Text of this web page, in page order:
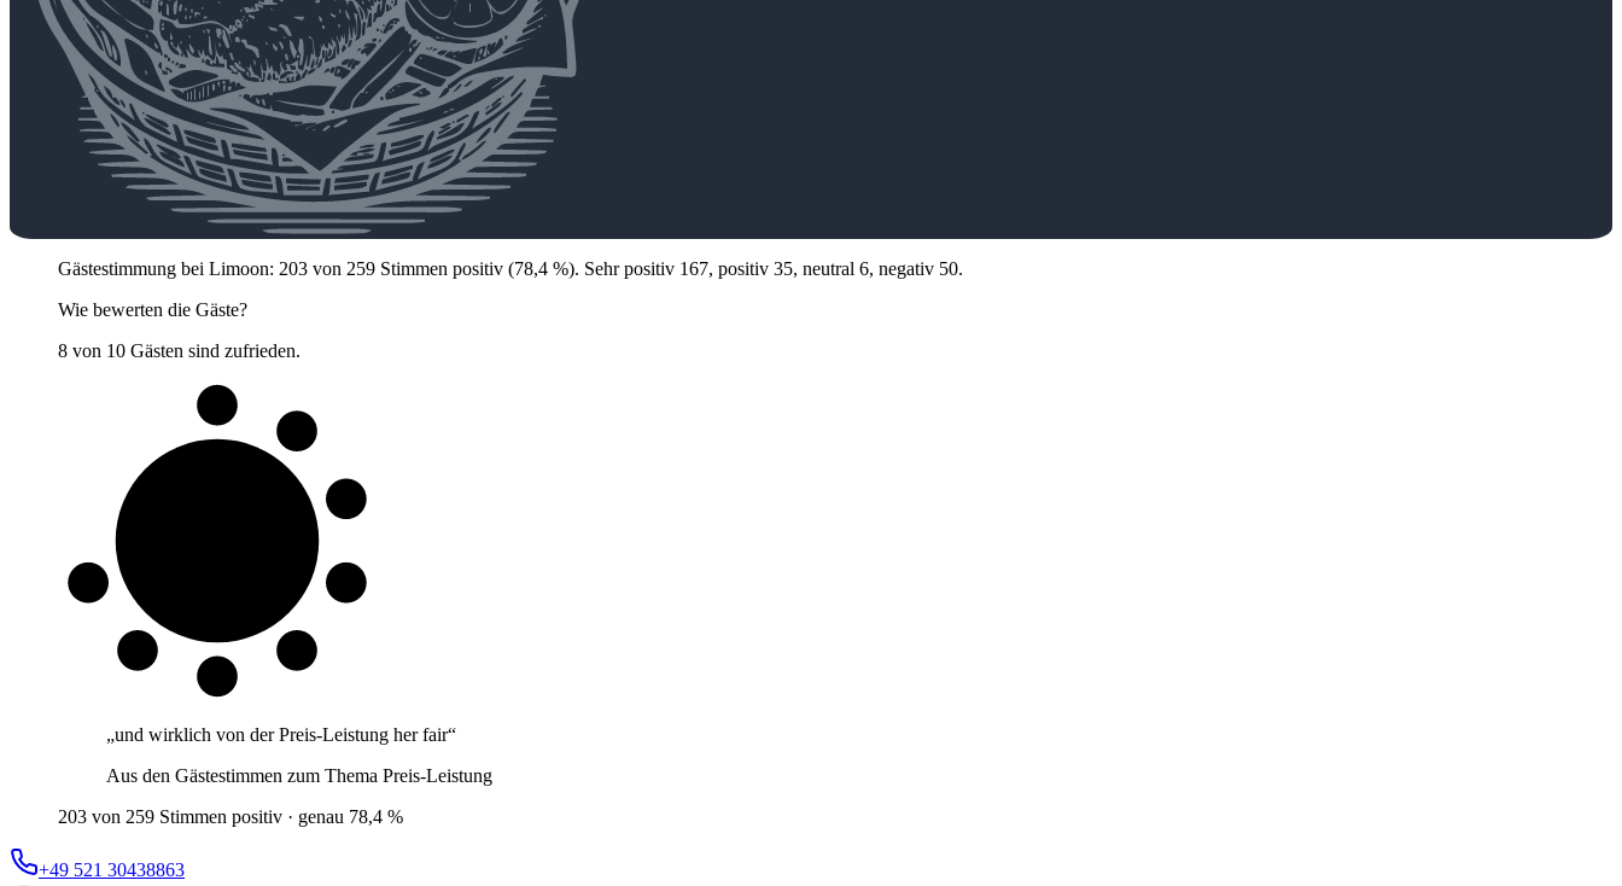
Gästestimmung bei Limoon: 203 von 259 Stimmen positiv (78,4 %). Sehr positiv 167, positiv 35, neutral 6, negativ 50.
Wie bewerten die Gäste?
8 von 10 Gästen sind zufrieden.
„und wirklich von der Preis-Leistung her fair“
Aus den Gästestimmen zum Thema Preis-Leistung
203 von 259 Stimmen positiv · genau 78,4 %
+49 521 30438863